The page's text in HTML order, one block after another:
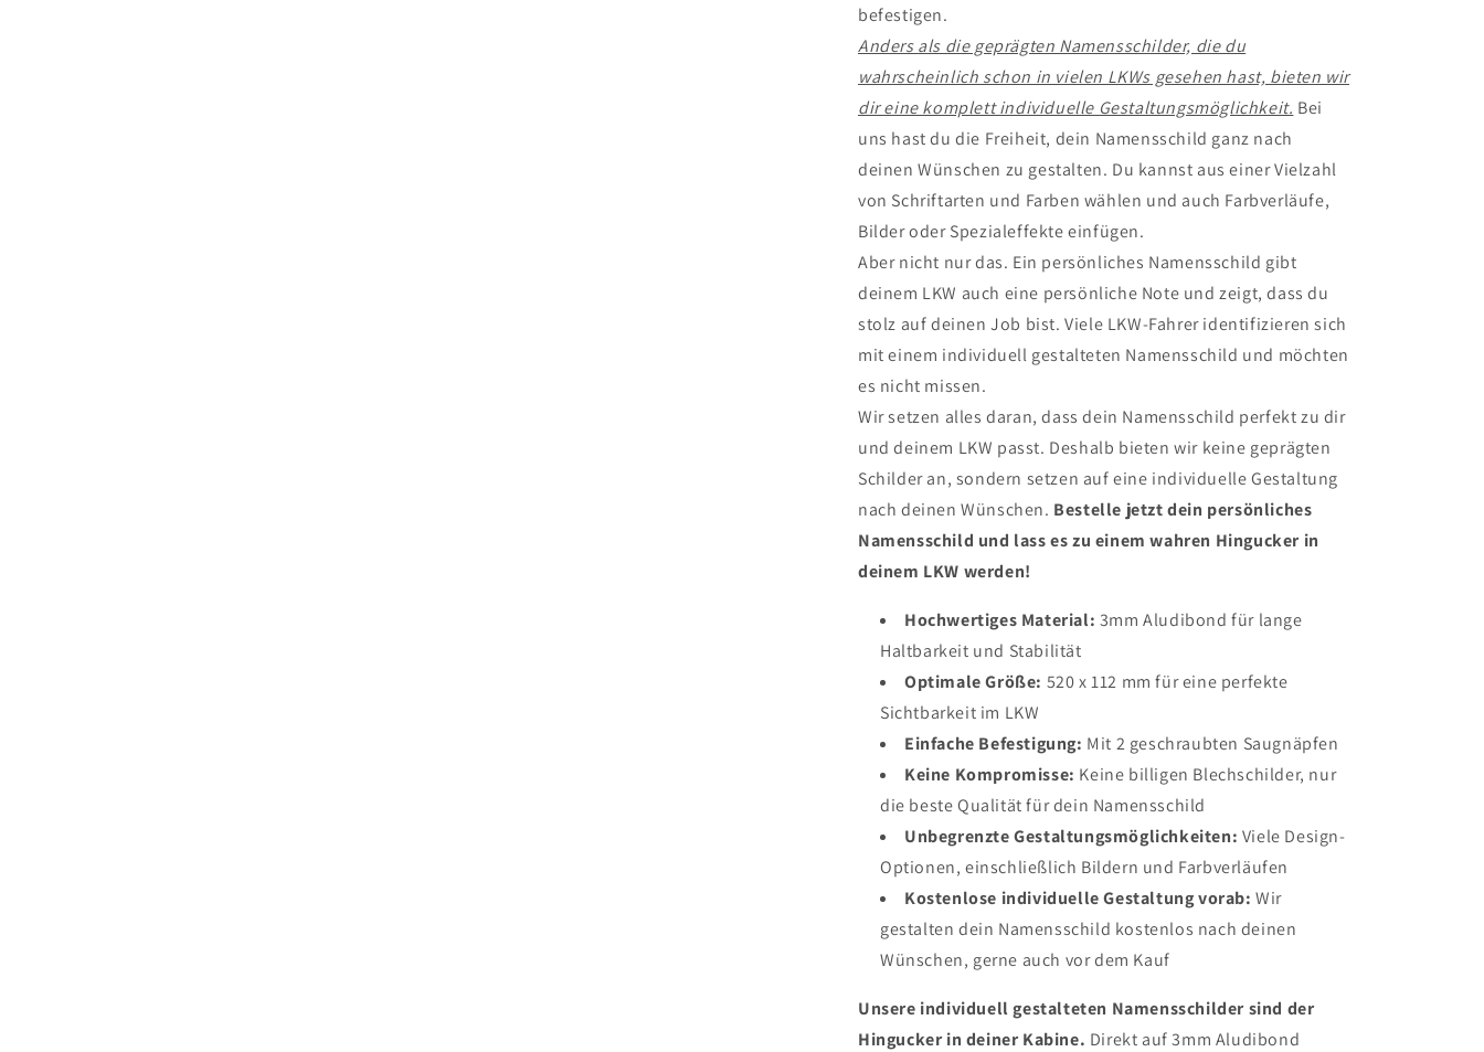
befestigen.
Anders als die geprägten Namensschilder, die du
wahrscheinlich schon in vielen LKWs gesehen hast, bieten wir
dir eine komplett individuelle Gestaltungsmöglichkeit. Bei
uns hast du die Freiheit, dein Namensschild ganz nach
deinen Wünschen zu gestalten. Du kannst aus einer Vielzahl
von Schriftarten und Farben wählen und auch Farbverläufe,
Bilder oder Spezialeffekte einfügen.
Aber nicht nur das. Ein persönliches Namensschild gibt
deinem LKW auch eine persönliche Note und zeigt, dass du
stolz auf deinen Job bist. Viele LKW-Fahrer identifizieren sich
mit einem individuell gestalteten Namensschild und möchten
es nicht missen.
Wir setzen alles daran, dass dein Namensschild perfekt zu dir
und deinem LKW passt. Deshalb bieten wir keine geprägten
Schilder an, sondern setzen auf eine individuelle Gestaltung
nach deinen Wünschen. Bestelle jetzt dein persönliches
Namensschild und lass es zu einem wahren Hingucker in
deinem LKW werden!
Hochwertiges Material: 3mm Aludibond für lange
Haltbarkeit und Stabilität
Optimale Größe: 520 x 112 mm für eine perfekte
Sichtbarkeit im LKW
Einfache Befestigung: Mit 2 geschraubten Saugnäpfen
Keine Kompromisse: Keine billigen Blechschilder, nur
die beste Qualität für dein Namensschild
Unbegrenzte Gestaltungsmöglichkeiten: Viele Design-
Optionen, einschließlich Bildern und Farbverläufen
Kostenlose individuelle Gestaltung vorab: Wir
gestalten dein Namensschild kostenlos nach deinen
Wünschen, gerne auch vor dem Kauf
Unsere individuell gestalteten Namensschilder sind der
Hingucker in deiner Kabine. Direkt auf 3mm Aludibond